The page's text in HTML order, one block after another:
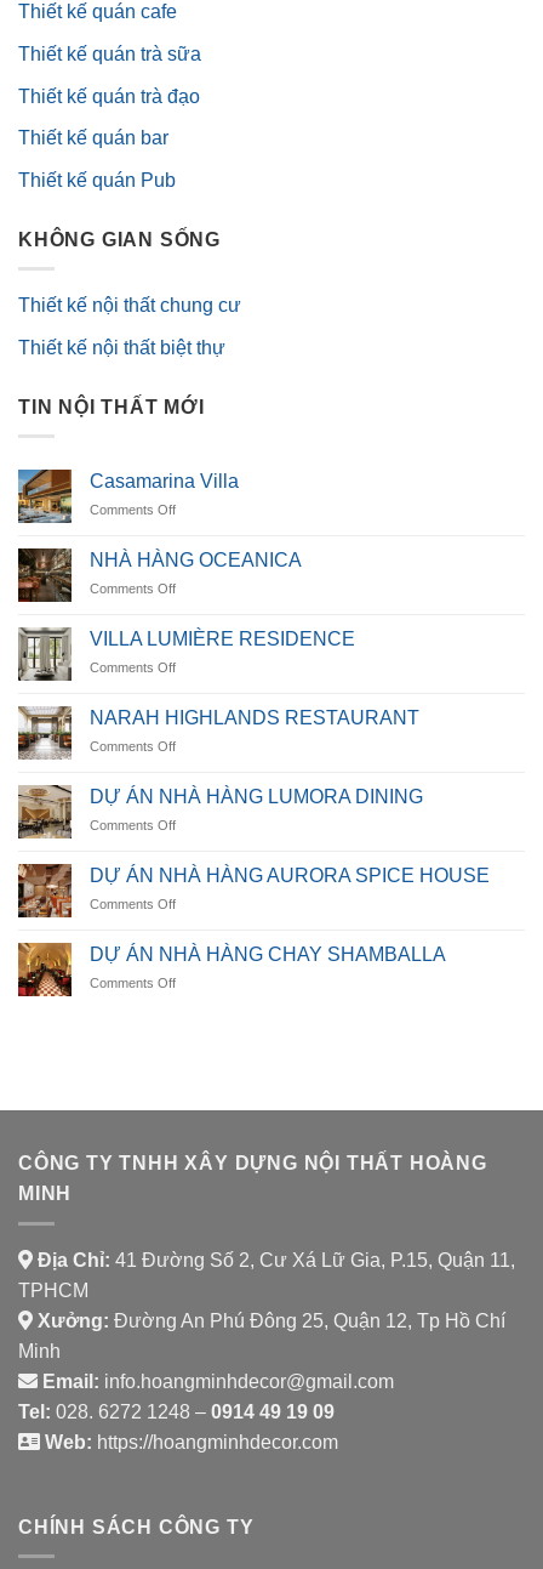
Thiết kế quán cafe
Thiết kế quán trà sữa
Thiết kế quán trà đạo
Thiết kế quán bar
Thiết kế quán Pub
KHÔNG GIAN SỐNG
Thiết kế nội thất chung cư
Thiết kế nội thất biệt thự
TIN NỘI THẤT MỚI
Casamarina Villa
Comments Offon
Villa
NHÀ HÀNG OCEANICA
Comments Offon
HÀNG
OCEANICA
VILLA LUMIÈRE RESIDENCE
Comments Offon
LUMIÈRE
RESIDENCE
NARAH HIGHLANDS RESTAURANT
Comments Offon
HIGHLANDS
RESTAURANT
DỰ ÁN NHÀ HÀNG LUMORA DINING
Comments Offon
ÁN
NHÀ
HÀNG
DINING
DỰ ÁN NHÀ HÀNG AURORA SPICE HOUSE
Comments Offon
ÁN
NHÀ
HÀNG
DỰ ÁN NHÀ HÀNG CHAY SHAMBALLA
Comments Offon
CÔNG TY TNHH XÂY DỰNG NỘI THẤT HOÀNG
MINH
Địa Chỉ: 41 Đường Số 2, Cư Xá Lữ Gia, P.15, Quận 11,
TPHCM
Xưởng: Đường An Phú Đông 25, Quận 12, Tp Hồ Chí
Minh
Email: info.hoangminhdecor@gmail.com
Tel: 028. 6272 1248 – 0914 49 19 09
Web: https://hoangminhdecor.com
CHÍNH SÁCH CÔNG TY